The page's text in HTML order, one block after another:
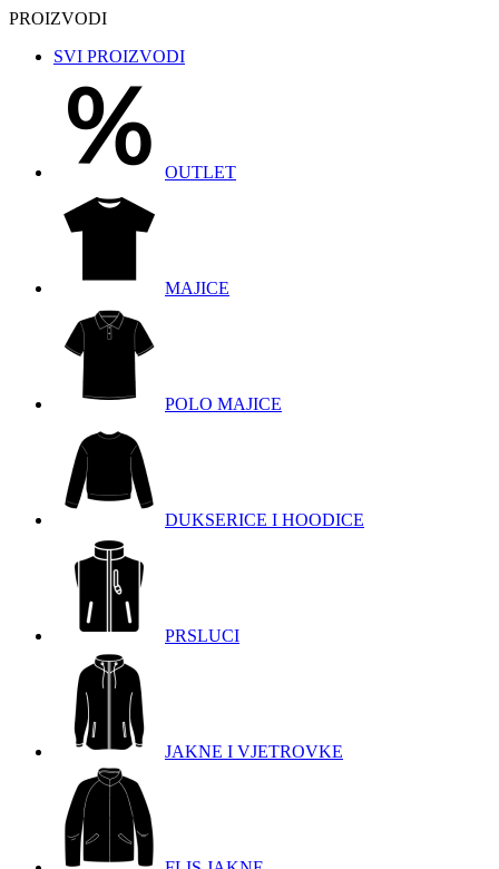
PROIZVODI
SVI PROIZVODI
OUTLET
MAJICE
POLO MAJICE
DUKSERICE I HOODICE
PRSLUCI
JAKNE I VJETROVKE